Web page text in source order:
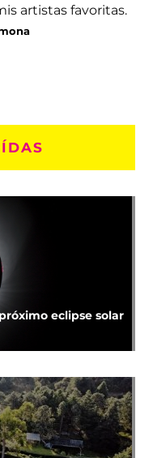
artistas favoritas.
eclipse solar